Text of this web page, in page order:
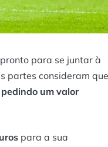
para se juntar à
partes consideram que
um valor
para a sua